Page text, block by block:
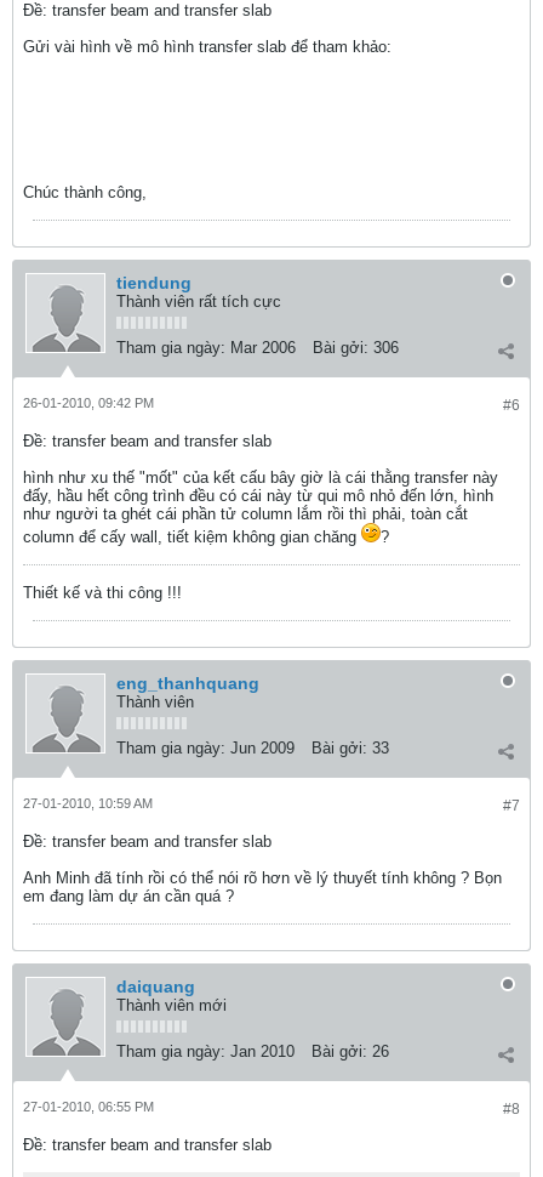
Ðề: transfer beam and transfer slab
Gửi vài hình về mô hình transfer slab để tham khảo:
Chúc thành công,
tiendung
Thành viên rất tích cực
Tham gia ngày: Mar 2006 Bài gởi: 306
#6
26-01-2010, 09:42 PM
Ðề: transfer beam and transfer slab
hình như xu thế "mốt" của kết cấu bây giờ là cái thằng transfer này
đấy, hầu hết công trình đều có cái này từ qui mô nhỏ đến lớn, hình
như người ta ghét cái phần tử column lắm rồi thì phải, toàn cắt
column để cấy wall, tiết kiệm không gian chăng
?
Thiết kế và thi công !!!
eng_thanhquang
Thành viên
Tham gia ngày: Jun 2009 Bài gởi: 33
#7
27-01-2010, 10:59 AM
Ðề: transfer beam and transfer slab
Anh Minh đã tính rồi có thể nói rõ hơn về lý thuyết tính không ? Bọn
em đang làm dự án cần quá ?
daiquang
Thành viên mới
Tham gia ngày: Jan 2010 Bài gởi: 26
#8
27-01-2010, 06:55 PM
Ðề: transfer beam and transfer slab